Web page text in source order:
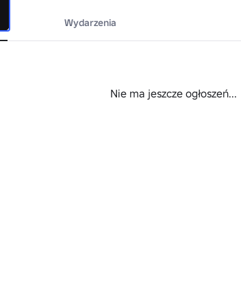
Wydarzenia
Nie ma jeszcze ogłoszeń...